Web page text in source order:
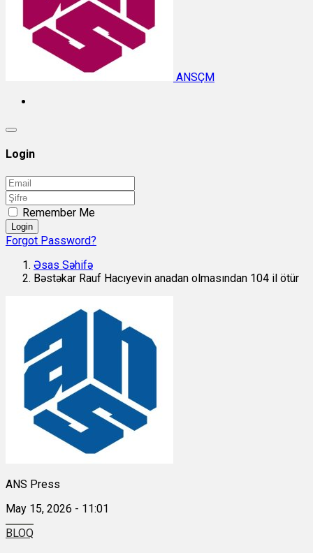
ANSÇM
Login
Remember Me
Login
Forgot Password?
Əsas Səhifə
Bəstəkar Rauf Hacıyevin anadan olmasından 104 il ötür
ANS Press
May 15, 2026 - 11:01
BLOQ